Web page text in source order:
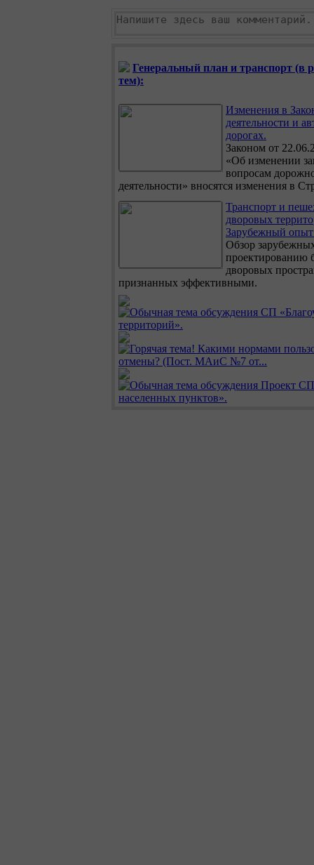
Генеральный план и транспорт (в
тем):
деятельности и
дорогах.
Законом от
«Об изменении
вопросам
деятельности» вносятся изменения в
Транспорт и
дворовых
Зарубежный
Обзор
проектированию
дворовых
признанных эффективными.
территорий».
отмены? (Пост. МАиС №7 от...
населенных пунктов».